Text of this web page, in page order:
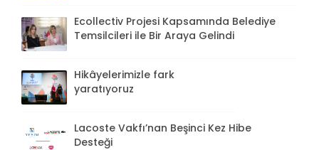
Ecollectiv Projesi Kapsamında Belediye
Temsilcileri ile Bir Araya Gelindi
Hikâyelerimizle fark
yaratıyoruz
Lacoste Vakfı’nan Beşinci Kez Hibe
Desteği